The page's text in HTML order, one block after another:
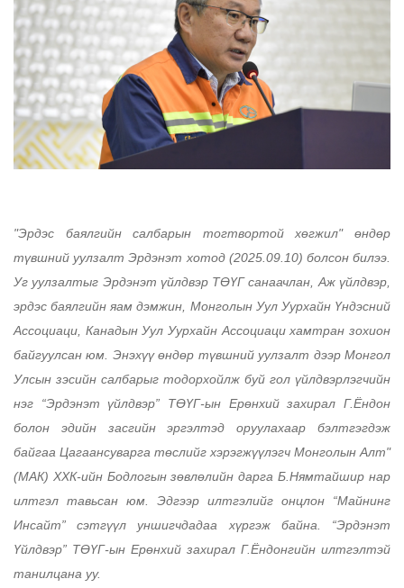
"Эрдэс баялгийн салбарын тогтвортой хөгжил" өндөр
түвшний уулзалт Эрдэнэт хотод (2025.09.10) болсон билээ.
Уг уулзалтыг Эрдэнэт үйлдвэр ТӨҮГ санаачлан, Аж үйлдвэр,
эрдэс баялгийн яам дэмжин, Монголын Уул Уурхайн Үндэсний
Ассоциаци, Канадын Уул Уурхайн Ассоциаци хамтран зохион
байгуулсан юм. Энэхүү өндөр түвшний уулзалт дээр Монгол
Улсын зэсийн салбарыг тодорхойлж буй гол үйлдвэрлэгчийн
нэг “Эрдэнэт үйлдвэр” ТӨҮГ-ын Ерөнхий захирал Г.Ёндон
болон эдийн засгийн эргэлтэд оруулахаар бэлтгэгдэж
байгаа Цагаансуварга төслийг хэрэгжүүлэгч Монголын Алт"
(МАК) ХХК-ийн Бодлогын зөвлөлийн дарга Б.Нямтайшир нар
илтгэл тавьсан юм. Эдгээр илтгэлийг онцлон “Майнинг
Инсайт” сэтгүүл уншигчдадаа хүргэж байна. “Эрдэнэт
Үйлдвэр” ТӨҮГ-ын Ерөнхий захирал Г.Ёндонгийн илтгэлтэй
танилцана уу.